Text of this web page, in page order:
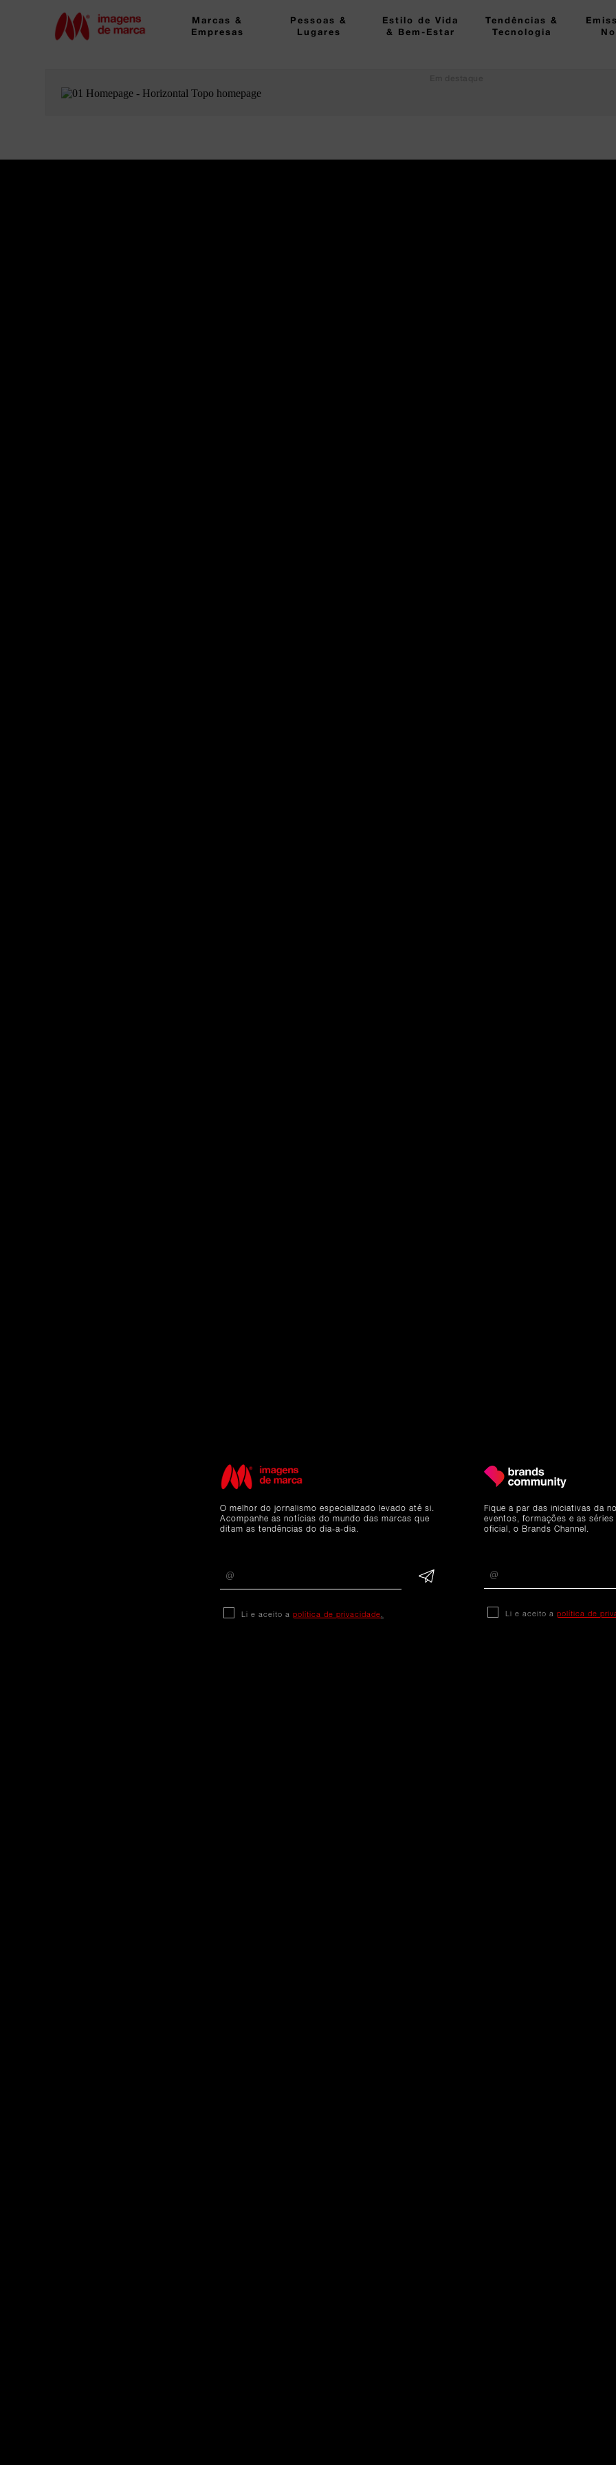
Marcas &
Empresas
Pessoas &
Lugares
Estilo de Vida
& Bem-Estar
Tendências &
Tecnologia
O melhor do jornalismo especializado levado até si.
Acompanhe as notícias do mundo das marcas que
ditam as tendências do dia-a-dia.
Li e aceito a política de privacidade.
Fique a par das iniciativas da
eventos, formações e as
oficial, o Brands Channel.
Li e aceito a política de